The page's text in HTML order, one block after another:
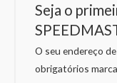
Seja o
O seu endereço
obrigatórios